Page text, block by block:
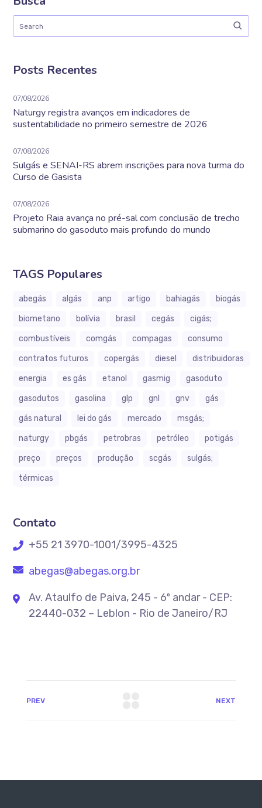
Posts Recentes
07/08/2026
Naturgy registra avanços em indicadores de
sustentabilidade no primeiro semestre de 2026
07/08/2026
Sulgás e SENAI-RS abrem inscrições para nova turma do
Curso de Gasista
07/08/2026
Projeto Raia avança no pré-sal com conclusão de trecho
submarino do gasoduto mais profundo do mundo
TAGS Populares
abegás algás anp artigo bahiagás
biogás
biometano
bolívia brasil cegás
cigás;
combustíveis
comgás compagas
consumo
contratos futuros
copergás diesel
distribuidoras
energia
es gás etanol gasmig
gasoduto
gasodutos
gasolina glp gnl gnv
gás
gás natural
lei do gás mercado
msgás;
naturgy
pbgás petrobras petróleo
potigás
preço
preços produção scgás
sulgás;
térmicas
Contato
+55 21 3970-1001/3995-4325
abegas@abegas.org.br
Av. Ataulfo de Paiva, 245 - 6º andar - CEP:
22440-032 – Leblon - Rio de Janeiro/RJ
PREV NEXT